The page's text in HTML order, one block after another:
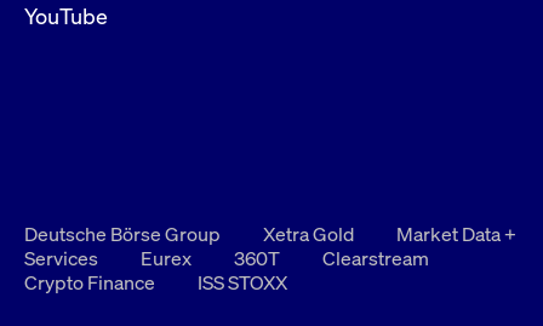
YouTube
Deutsche Börse Group Xetra Gold
Market Data +
Services
Eurex 360T
Clearstream
Crypto Finance
ISS STOXX